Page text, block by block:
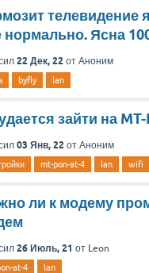
телевидение
нормально. Ясна
22 Дек, 22 от Аноним
byfly lan
зайти на
03 Янв, 22 от Аноним
mt-pon-at-4 lan wifi
ли к модему
26 Июль, 21 от Leon
at-4 lan